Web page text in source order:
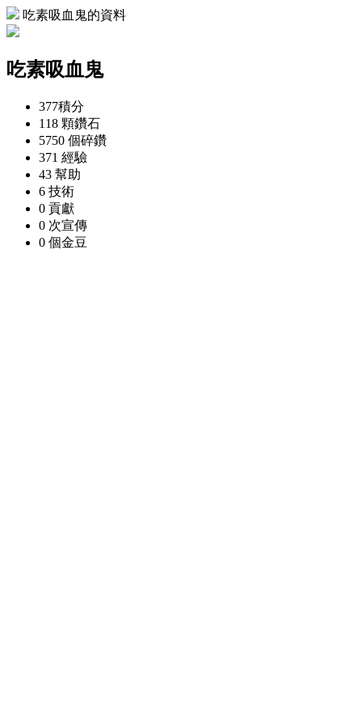
吃素吸血鬼的資料
吃素吸血鬼
377積分
118 顆鑽石
5750 個碎鑽
371 經驗
43 幫助
6 技術
0 貢獻
0 次宣傳
0 個金豆